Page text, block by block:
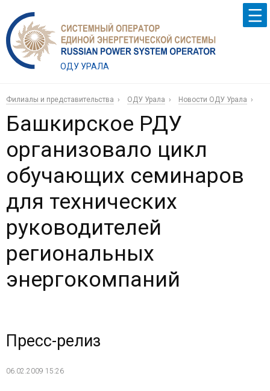
ОДУ УРАЛА
Филиалы и представительства ОДУ Урала Новости ОДУ Урала
Башкирское РДУ
организовало цикл
обучающих семинаров
для технических
руководителей
региональных
энергокомпаний
Пресс-релиз
06.02.2009 15:26